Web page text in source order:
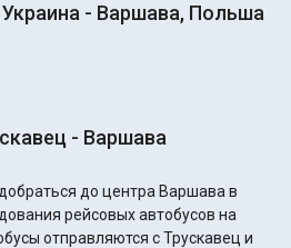
Украина - Варшава, Польша
- Варшава
до центра Варшава в
рейсовых автобусов на
отправляются с Трускавец и